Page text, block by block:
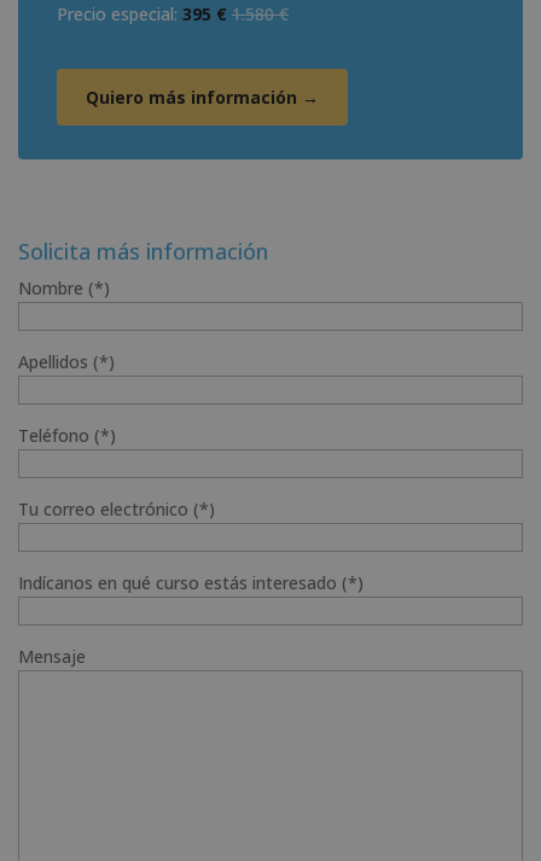
Precio especial: 395 € 1.580 €
Quiero más información →
Solicita más información
Nombre (*)
Apellidos (*)
Teléfono (*)
Tu correo electrónico (*)
Indícanos en qué curso estás interesado (*)
Mensaje